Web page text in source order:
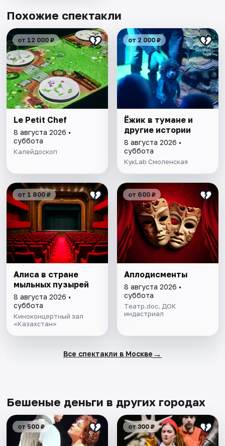
Похожие спектакли
от 12 000 ₽
Le Petit Chef
8 августа 2026 •
суббота
Калейдоскоп
от 2 000 ₽
Ёжик в тумане и
другие истории
8 августа 2026 •
суббота
КукLab Смоленская
от 1 800 ₽
Алиса в стране
мыльных пузырей
8 августа 2026 •
суббота
Киноконцертный зал
«Казахстан»
от 600 ₽
Аплодисменты
8 августа 2026 •
суббота
Театр.doc. ДОК
индастриал
Все спектакли в Москве →
Бешеные деньги в других городах
от 500 ₽ от 300 ₽